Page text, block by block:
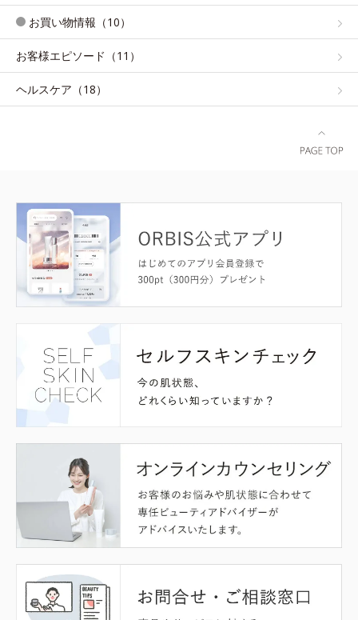
お買い物情報（10）
お客様エピソード（11）
ヘルスケア（18）